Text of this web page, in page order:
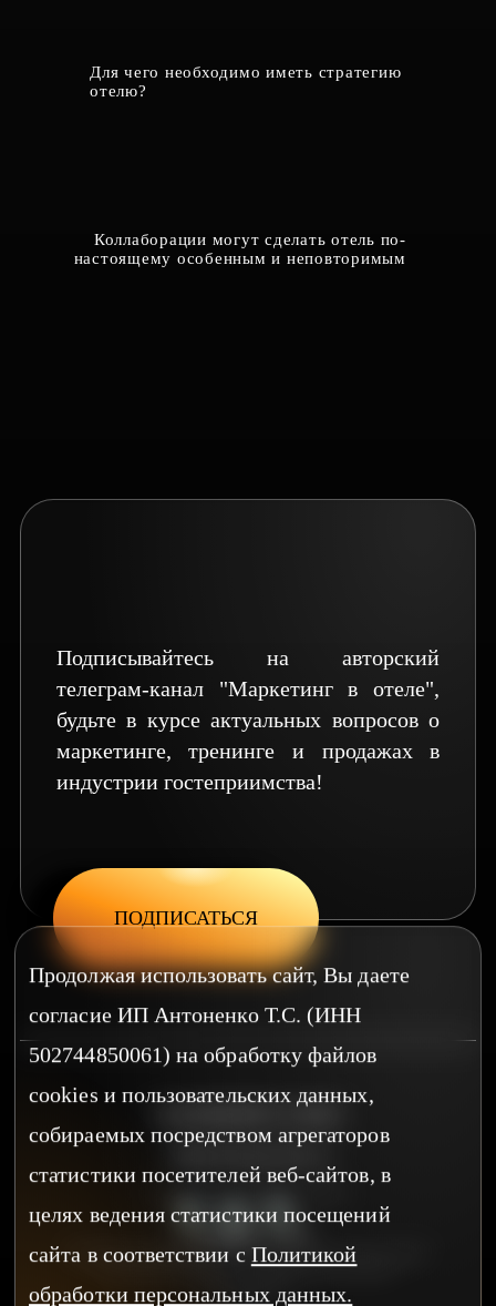
Для чего необходимо иметь стратегию
отелю?
Коллаборации могут сделать отель по-
настоящему особенным и неповторимым
Подписывайтесь на авторский
телеграм-канал "Маркетинг в отеле",
будьте в курсе актуальных вопросов о
маркетинге, тренинге и продажах в
индустрии гостеприимства!
ПОДПИСАТЬСЯ
НАПИШИТЕ НАМ
v@zernomcom.ru
ПОЛИТИКА В ОТНОШЕНИИ ОБРАБОТКИ ПЕРСОНАЛЬНЫХ ДАННЫХ
СОГЛАСИЕ НА ОБРАБОТКУ ПЕРСОНАЛЬНЫХ ДАННЫХ
РЕКВИЗИТЫ
Продолжая использовать сайт, Вы даете
согласие ИП Антоненко Т.С. (ИНН
502744850061) на обработку файлов
cookies и пользовательских данных,
собираемых посредством агрегаторов
статистики посетителей веб-сайтов, в
целях ведения статистики посещений
сайта в соответствии с Политикой
обработки персональных данных.